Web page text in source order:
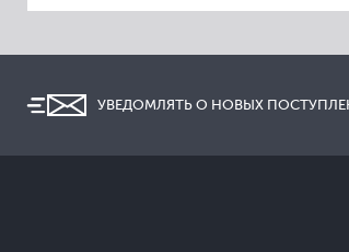
УВЕДОМЛЯТЬ О НОВЫХ